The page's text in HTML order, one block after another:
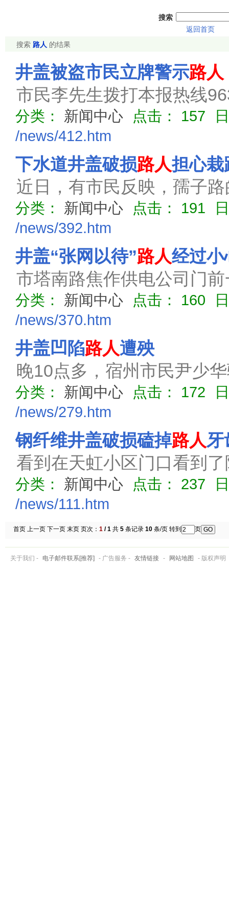
搜索
返回首页
搜索 路人 的结果
井盖被盗市民立牌警示路人
市民李先生拨打本报热线
分类： 新闻中心 点击： 157
/news/412.htm
下水道井盖破损路人担心栽
近日，有市民反映，孺子
分类： 新闻中心 点击： 191
/news/392.htm
井盖“张网以待”路人经过小
市塔南路焦作供电公司门
分类： 新闻中心 点击： 160
/news/370.htm
井盖凹陷路人遭殃
晚10点多，宿州市民尹少
分类： 新闻中心 点击： 172
/news/279.htm
钢纤维井盖破损磕掉路人牙
看到在天虹小区门口看到
分类： 新闻中心 点击： 237
/news/111.htm
首页 上一页 下一页 末页 页次： 1/ 1 共 5条记录 10条/页 转到 页
关于我们 - 电子邮件联系[推荐] - 广告服务 - 友情链接 - 网站地图 - 版权声明